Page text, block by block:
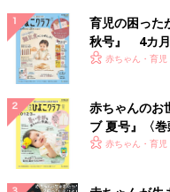
育児の困った
秋号』 4カ月
いっぱい！
赤ちゃん・育児
赤ちゃんのお
ブ 夏号』〈
く！ おっぱ
赤ちゃん・育児